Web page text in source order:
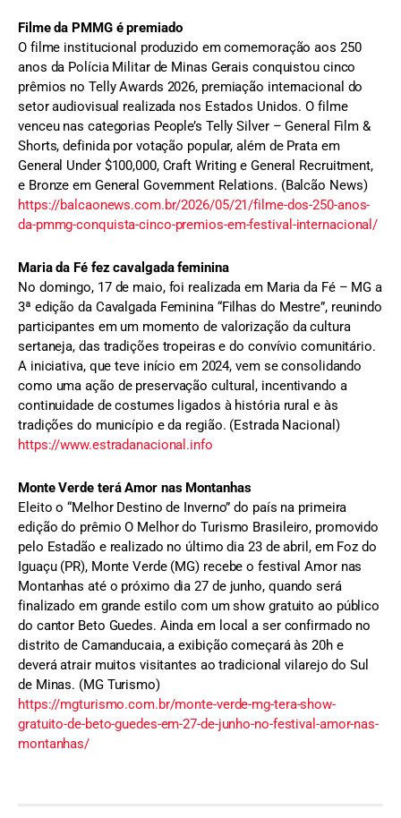
Filme da PMMG é premiado
O filme institucional produzido em comemoração aos 250
anos da Polícia Militar de Minas Gerais conquistou cinco
prêmios no Telly Awards 2026, premiação internacional do
setor audiovisual realizada nos Estados Unidos. O filme
venceu nas categorias People’s Telly Silver – General Film &
Shorts, definida por votação popular, além de Prata em
General Under $100,000, Craft Writing e General Recruitment,
e Bronze em General Government Relations. (Balcão News)
https://balcaonews.com.br/2026/05/21/filme-dos-250-anos-
da-pmmg-conquista-cinco-premios-em-festival-internacional/
Maria da Fé fez cavalgada feminina
No domingo, 17 de maio, foi realizada em Maria da Fé – MG a
3ª edição da Cavalgada Feminina “Filhas do Mestre”, reunindo
participantes em um momento de valorização da cultura
sertaneja, das tradições tropeiras e do convívio comunitário.
A iniciativa, que teve início em 2024, vem se consolidando
como uma ação de preservação cultural, incentivando a
continuidade de costumes ligados à história rural e às
tradições do município e da região. (Estrada Nacional)
https://www.estradanacional.info
Monte Verde terá Amor nas Montanhas
Eleito o “Melhor Destino de Inverno” do país na primeira
edição do prêmio O Melhor do Turismo Brasileiro, promovido
pelo Estadão e realizado no último dia 23 de abril, em Foz do
Iguaçu (PR), Monte Verde (MG) recebe o festival Amor nas
Montanhas até o próximo dia 27 de junho, quando será
finalizado em grande estilo com um show gratuito ao público
do cantor Beto Guedes. Ainda em local a ser confirmado no
distrito de Camanducaia, a exibição começará às 20h e
deverá atrair muitos visitantes ao tradicional vilarejo do Sul
de Minas. (MG Turismo)
https://mgturismo.com.br/monte-verde-mg-tera-show-
gratuito-de-beto-guedes-em-27-de-junho-no-festival-amor-nas-
montanhas/